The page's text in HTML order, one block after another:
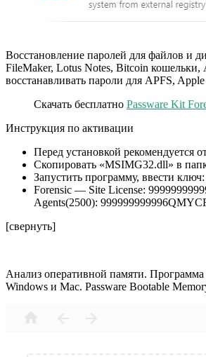
Восстановление паролей для файлов и
FileMaker, Lotus Notes, Bitcoin
восстанавливать пароли для APFS,
Скачать бесплатно Passware Kit
Инструкция по активации
Перед установкой рекомендуется
Скопировать «MSIMG32.dll» в
Запустить программу, ввести ключ:
Forensic — Site License:
Agents(2500):
[свернуть]
Анализ оперативной памяти.
Windows и Mac. Passware Bootable